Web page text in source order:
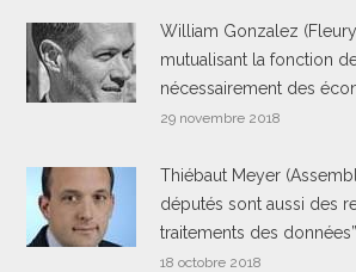
William Gonzalez
mutualisant la fonction
nécessairement des
29 novembre 2018
Thiébaut Meyer
députés sont aussi des
traitements des données”
18 octobre 2018